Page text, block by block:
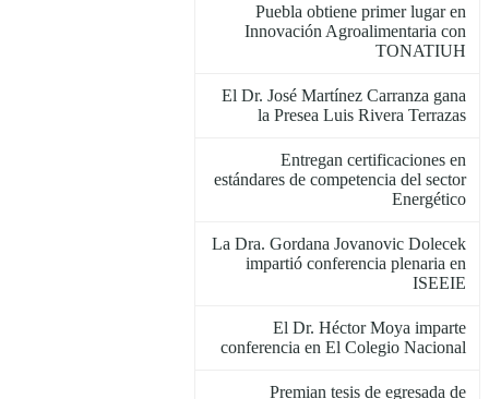
Puebla obtiene primer lugar en
Innovación Agroalimentaria con
TONATIUH
El Dr. José Martínez Carranza gana
la Presea Luis Rivera Terrazas
Entregan certificaciones en
estándares de competencia del sector
Energético
La Dra. Gordana Jovanovic Dolecek
impartió conferencia plenaria en
ISEEIE
El Dr. Héctor Moya imparte
conferencia en El Colegio Nacional
Premian tesis de egresada de